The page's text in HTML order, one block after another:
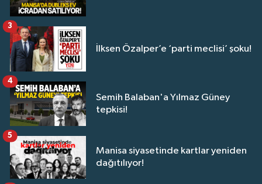
İlksen Özalper’e ‘parti meclisi’ şoku!
3
Semih Balaban'a Yılmaz Güney
tepkisi!
4
Manisa siyasetinde kartlar yeniden
dağıtılıyor!
5